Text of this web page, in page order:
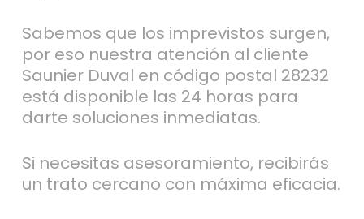
Sabemos que los imprevistos surgen,
por eso nuestra atención al cliente
Saunier Duval en código postal 28232
está disponible las 24 horas para
darte soluciones inmediatas.
Si necesitas asesoramiento, recibirás
un trato cercano con máxima eficacia.